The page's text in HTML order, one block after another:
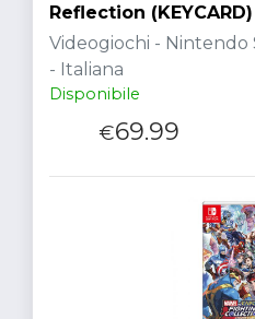
Reflection (KEYCARD)
Videogiochi -
- Italiana
Disponibile
€69.99